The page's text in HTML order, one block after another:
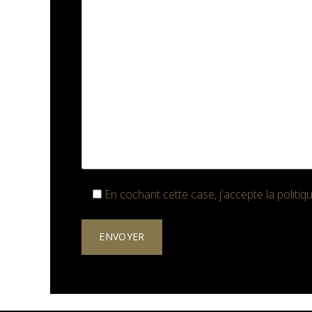
En cochant cette case, j'accepte la